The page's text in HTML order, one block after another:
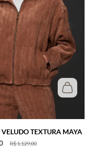
TEXTURA MAYA
R$1.129,00